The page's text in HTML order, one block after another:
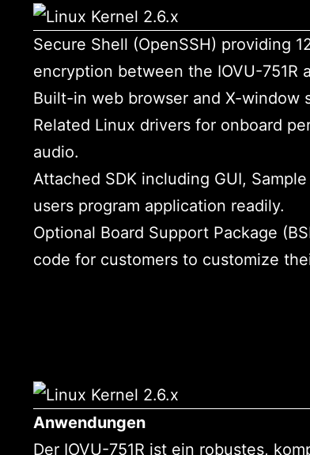
Secure Shell (OpenSSH) providing
encryption between the IOVU-751R
Built-in web browser and X-window
Related Linux drivers for onboard
audio.
Attached SDK including GUI,
users program application readily.
Optional Board Support Package
code for customers to customize
Anwendungen
Der IOVU-751R ist ein robustes,